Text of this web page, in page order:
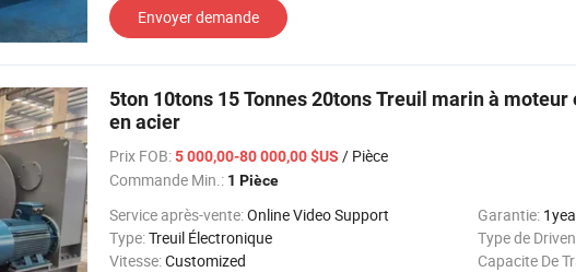
Envoyer demande
5ton 10tons 15 Tonnes 20tons Treuil marin à
en acier
Prix FOB:5 000,00-80 000,00 $US / Pièce
Commande Min.: 1 Pièce
Service après-vente:Online Video Support Garantie:
Type:Treuil Électronique Type de
Vitesse:Customized Capacite De